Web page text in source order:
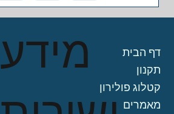
מידע
דף הבית
תקנון
קטלוג פולירון
מאמרים